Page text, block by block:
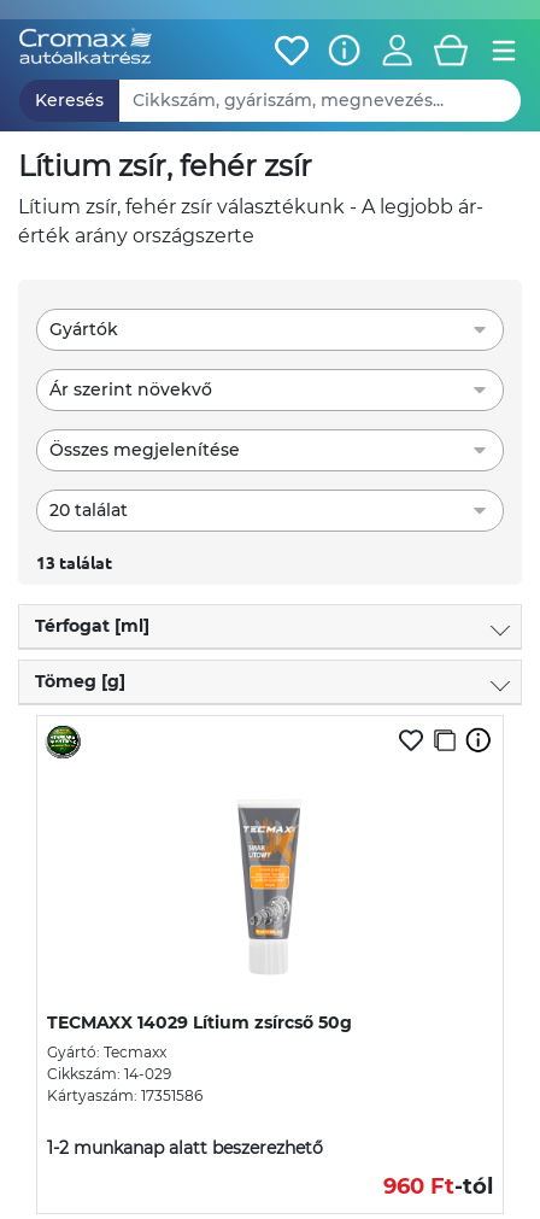
Keresés
lítium zsír, fehér zsír
lítium zsír, fehér zsír választékunk - A legjobb ár-
érték arány országszerte
Gyártók
Ár szerint növekvő
Összes megjelenítése
20 találat
13 találat
Térfogat [ml]
Tömeg [g]
TECMAXX 14029 Lítium zsírcső 50g
Gyártó: Tecmaxx
Cikkszám: 14-029
Kártyaszám: 17351586
1-2 munkanap alatt beszerezhető
960 Ft-tól